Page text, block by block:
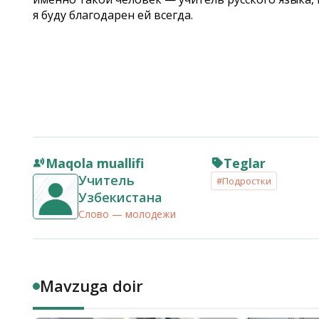
я буду благодарен ей всегда.
Maqola muallifi
Учитель
Узбекистана
Слово — молодежи
Teglar
#Подростки
Mavzuga doir